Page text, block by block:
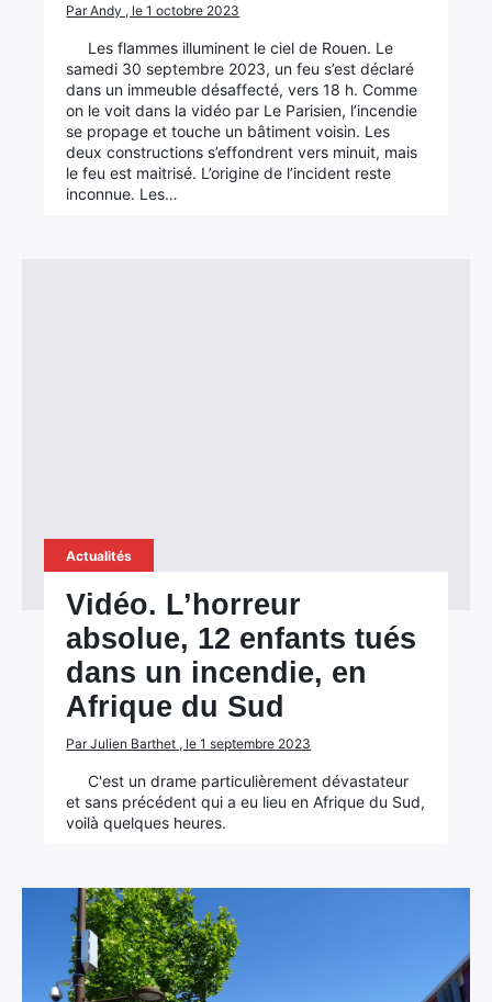
Par Andy , le 1 octobre 2023
Les flammes illuminent le ciel de Rouen. Le
samedi 30 septembre 2023, un feu s’est déclaré
dans un immeuble désaffecté, vers 18 h. Comme
on le voit dans la vidéo par Le Parisien, l’incendie
se propage et touche un bâtiment voisin. Les
deux constructions s’effondrent vers minuit, mais
le feu est maitrisé. L’origine de l’incident reste
inconnue. Les…
Actualités
Vidéo. L’horreur
absolue, 12 enfants tués
dans un incendie, en
Afrique du Sud
Par Julien Barthet , le 1 septembre 2023
C'est un drame particulièrement dévastateur
et sans précédent qui a eu lieu en Afrique du Sud,
voilà quelques heures.